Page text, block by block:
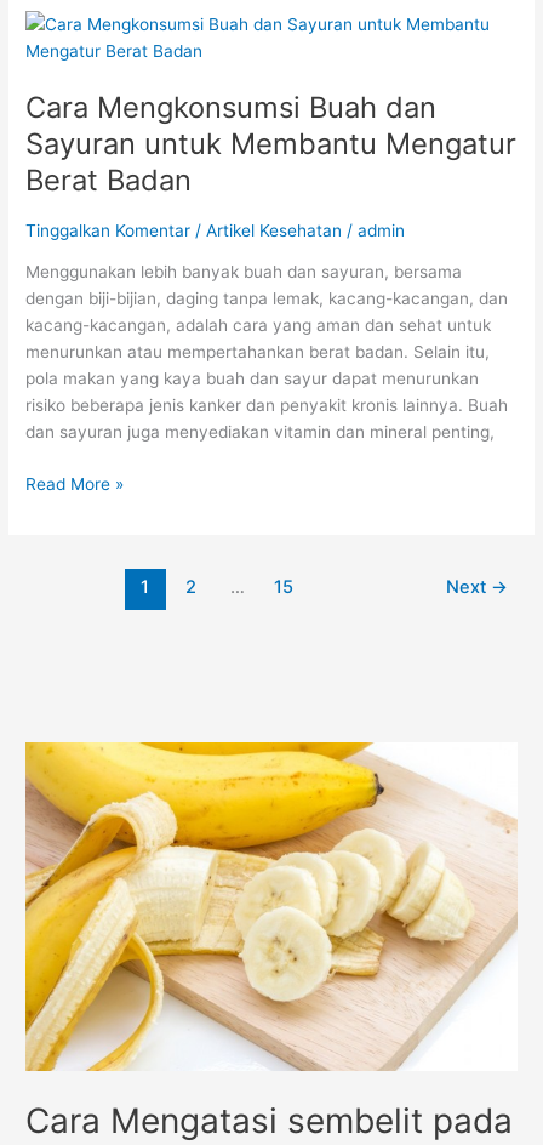
Cara Mengkonsumsi Buah dan
Sayuran untuk Membantu Mengatur
Berat Badan
Tinggalkan Komentar /Artikel Kesehatan /admin
Menggunakan lebih banyak buah dan sayuran, bersama
dengan biji-bijian, daging tanpa lemak, kacang-kacangan, dan
kacang-kacangan, adalah cara yang aman dan sehat untuk
menurunkan atau mempertahankan berat badan. Selain itu,
pola makan yang kaya buah dan sayur dapat menurunkan
risiko beberapa jenis kanker dan penyakit kronis lainnya. Buah
dan sayuran juga menyediakan vitamin dan mineral penting,
Cara
Mengkonsumsi
dan
Sayuran
untuk
Membantu
Berat
Badan
Read More »
1 2 … 15 Next →
Cara Mengatasi sembelit pada